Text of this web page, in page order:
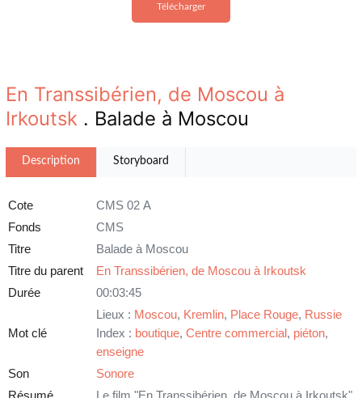
Télécharger
En Transsibérien, de Moscou à
Irkoutsk . Balade à Moscou
Description Storyboard
Cote
CMS 02 A
Fonds
CMS
Titre
Balade à Moscou
Titre du parent
En Transsibérien, de Moscou à Irkoutsk
Durée
00:03:45
Mot clé
Lieux : Moscou, Kremlin, Place Rouge, Russie
Index : boutique, Centre commercial, piéton,
enseigne
Son
Sonore
Résumé
Le film "En Transsibérien, de Moscou à Irkoutsk"